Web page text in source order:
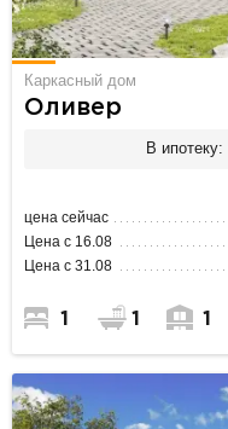
Каркасный дом
Оливер
В ипотеку:
цена сейчас
Цена с 16.08
Цена с 31.08
1 1 1